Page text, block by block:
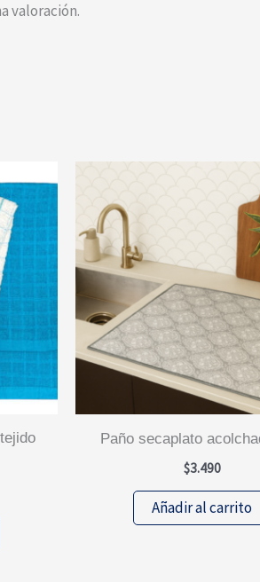
valoración.
paño secaplato
$3.490
Añadir al carrito